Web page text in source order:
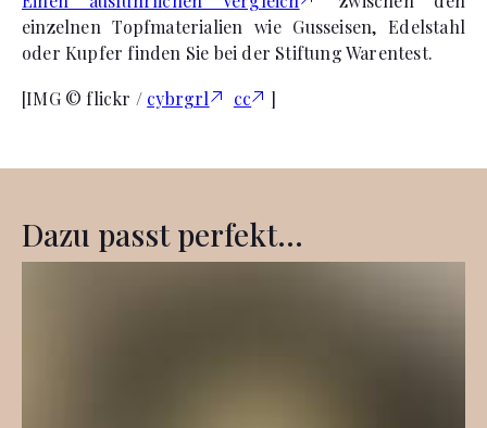
einzelnen Topfmaterialien wie Gusseisen, Edelstahl
oder Kupfer finden Sie bei der Stiftung Warentest.
[IMG © flickr / cybrgrl cc ]
Dazu passt perfekt...